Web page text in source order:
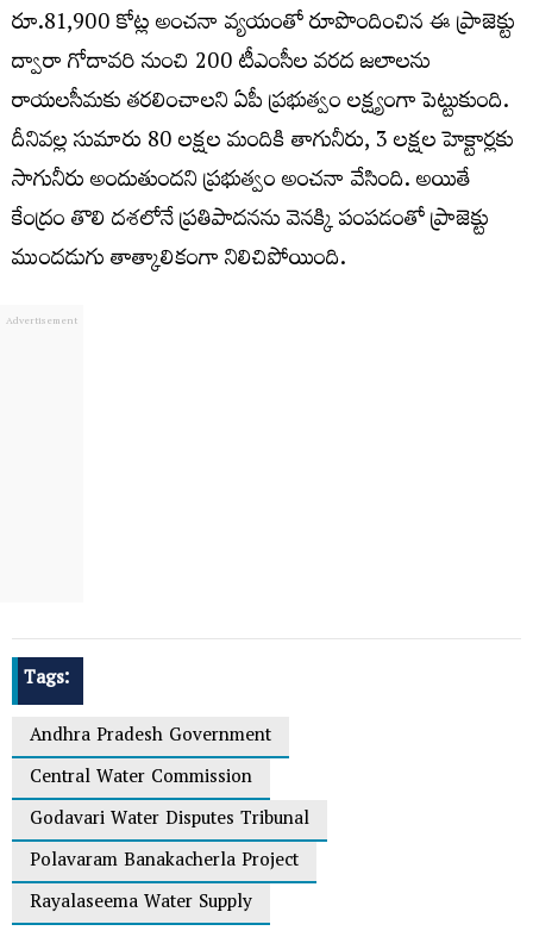
రూ.81,900 కోట్ల అంచనా వ్యయంతో రూపొందించిన ఈ ప్రాజెక్టు
ద్వారా గోదావరి నుంచి 200 టీఎంసీల వరద జలాలను
రాయలసీమకు తరలించాలని ఏపీ ప్రభుత్వం లక్ష్యంగా పెట్టుకుంది.
దీనివల్ల సుమారు 80 లక్షల మందికి తాగునీరు, 3 లక్షల హెక్టార్లకు
సాగునీరు అందుతుందని ప్రభుత్వం అంచనా వేసింది. అయితే
కేంద్రం తొలి దశలోనే ప్రతిపాదనను వెనక్కి పంపడంతో ప్రాజెక్టు
ముందడుగు తాత్కాలికంగా నిలిచిపోయింది.
Tags:
Andhra Pradesh Government
Central Water Commission
Godavari Water Disputes Tribunal
Polavaram Banakacherla Project
Rayalaseema Water Supply